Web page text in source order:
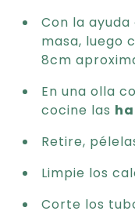
Con la
masa, luego
8cm
En una olla
cocine las
Retire,
Limpie los
Corte los